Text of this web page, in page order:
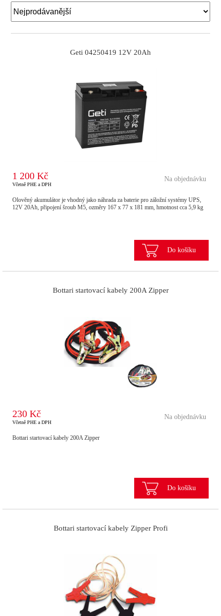
Geti 04250419 12V 20Ah
1 200 Kč
Včetně PHE a DPH
Na objednávku
Olověný akumulátor je vhodný jako náhrada za baterie pro záložní systémy UPS,
12V 20Ah, připojení šroub M5, ozměry 167 x 77 x 181 mm, hmotnost cca 5,9 kg
Do košíku
Bottari startovací kabely 200A Zipper
230 Kč
Včetně PHE a DPH
Na objednávku
Bottari startovací kabely 200A Zipper
Do košíku
Bottari startovací kabely Zipper Profi